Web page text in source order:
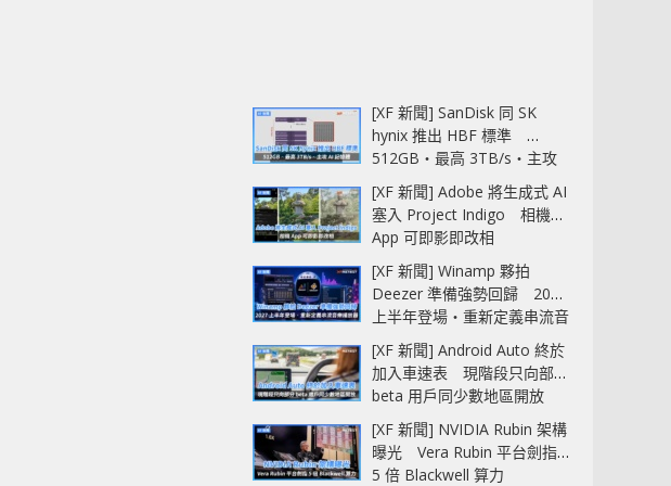
[XF 新聞] SanDisk 同 SK
hynix 推出 HBF 標準
512GB‧最高 3TB/s‧主攻
AI 記憶體
[XF 新聞] Adobe 將生成式 AI
塞入 Project Indigo 相機
App 可即影即改相
[XF 新聞] Winamp 夥拍
Deezer 準備強勢回歸 2027
上半年登場‧重新定義串流音
樂播放器
[XF 新聞] Android Auto 終於
加入車速表 現階段只向部分
beta 用戶同少數地區開放
[XF 新聞] NVIDIA Rubin 架構
曝光 Vera Rubin 平台劍指
5 倍 Blackwell 算力